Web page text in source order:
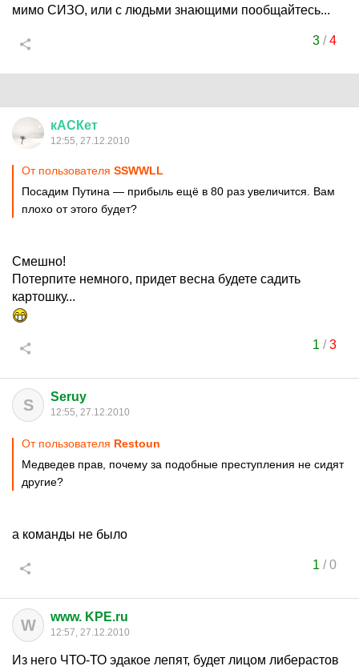
мимо СИЗО, или с людьми знающими пообщайтесь...
3/4
кАСКет
12:55, 27.12.2010
От пользователя SSWWLL
Посадим Путина — прибыль ещё в 80 раз увеличится. Вам
плохо от этого будет?
Смешно!
Потерпите немного, придет весна будете садить
картошку...
1 /3
S Seruy
12:55, 27.12.2010
От пользователя Restoun
Медведев прав, почему за подобные преступления не сидят
другие?
а команды не было
1 /0
W www. KPE.ru
12:57, 27.12.2010
Из него ЧТО-ТО эдакое лепят, будет лицом либерастов